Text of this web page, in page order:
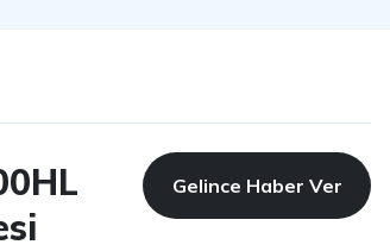
Gelince Haber Ver